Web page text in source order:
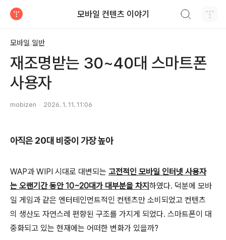
모바일 컨텐츠 이야기
모바일 일반
재조명받는 30~40대 스마트폰
사용자
mobizen 2026. 1. 11. 11:06
아직은 20대 비중이 가장 높아
WAP과 WIPI 시대로 대변되는 고전적인 모바일 인터넷 사용자
는 오랜기간 동안 10~20대가 대부분을 차지 하였다. 덕분에 모바
일 게임과 같은 엔터테인먼트적인 컨텐츠만 소비되었고 컨텐츠
의 생산도 자연스레 편향된 구조를 가지게 되었다. 스마트폰이 대
중화되고 있는 현재에는 어떠한 변화가 있을까?